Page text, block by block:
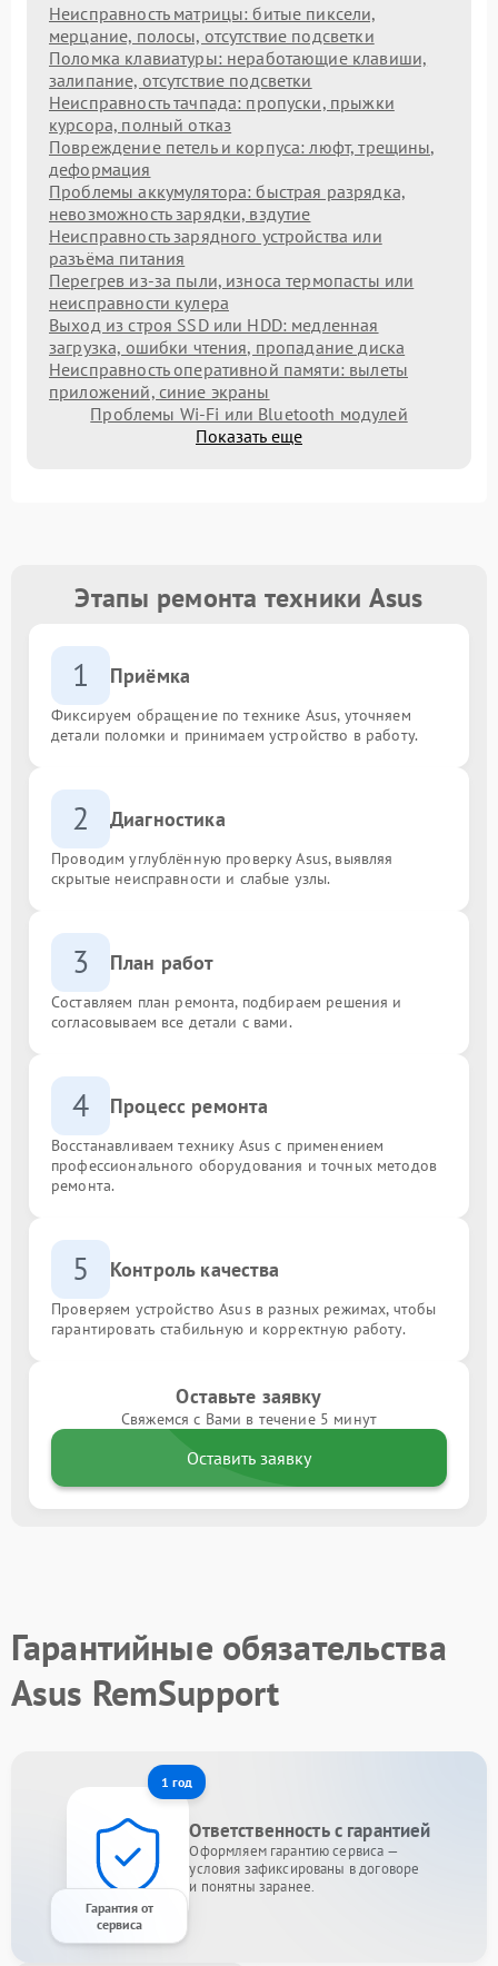
Неисправность матрицы: битые пиксели,
мерцание, полосы, отсутствие подсветки
Поломка клавиатуры: неработающие клавиши,
залипание, отсутствие подсветки
Неисправность тачпада: пропуски, прыжки
курсора, полный отказ
Повреждение петель и корпуса: люфт, трещины,
деформация
Проблемы аккумулятора: быстрая разрядка,
невозможность зарядки, вздутие
Неисправность зарядного устройства или
разъёма питания
Перегрев из‑за пыли, износа термопасты или
неисправности кулера
Выход из строя SSD или HDD: медленная
загрузка, ошибки чтения, пропадание диска
Неисправность оперативной памяти: вылеты
приложений, синие экраны
Проблемы Wi‑Fi или Bluetooth модулей
Показать еще
Этапы ремонта техники Asus
1 Приёмка
Фиксируем обращение по технике Asus, уточняем
детали поломки и принимаем устройство в работу.
2 Диагностика
Проводим углублённую проверку Asus, выявляя
скрытые неисправности и слабые узлы.
3 План работ
Составляем план ремонта, подбираем решения и
согласовываем все детали с вами.
4 Процесс ремонта
Восстанавливаем технику Asus с применением
профессионального оборудования и точных методов
ремонта.
5 Контроль качества
Проверяем устройство Asus в разных режимах, чтобы
гарантировать стабильную и корректную работу.
Оставьте заявку
Свяжемся с Вами в течение 5 минут
Оставить заявку
Гарантийные обязательства
Asus RemSupport
1 год
Гарантия от
сервиса
Ответственность с гарантией
Оформляем гарантию сервиса —
условия зафиксированы в договоре
и понятны заранее.